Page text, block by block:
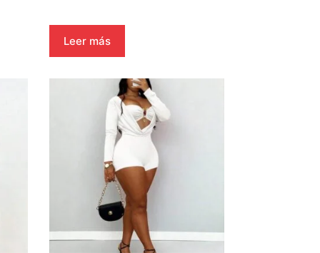
Leer más